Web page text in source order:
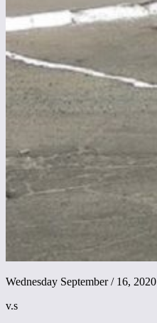
Wednesday September / 16, 2020
v.s